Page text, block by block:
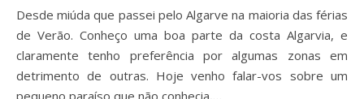
Desde miúda que passei pelo Algarve na maioria das férias
de Verão. Conheço uma boa parte da costa Algarvia, e
claramente tenho preferência por algumas zonas em
detrimento de outras. Hoje venho falar-vos sobre um
pequeno paraíso que não conhecia,…